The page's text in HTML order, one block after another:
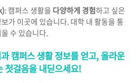
: 캠퍼스 생활을 다양하게 경험하고 싶은
가 이곳에 있습니다. 대학 내 활동을 통
수 있습니다.
캠퍼스 생활 정보를 얻고, 올라운
첫걸음을 내딛으세요!